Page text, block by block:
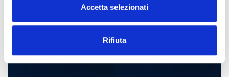
Accetta selezionati
Rifiuta
KONTAKTIEREN
SIE UNS
FINDE